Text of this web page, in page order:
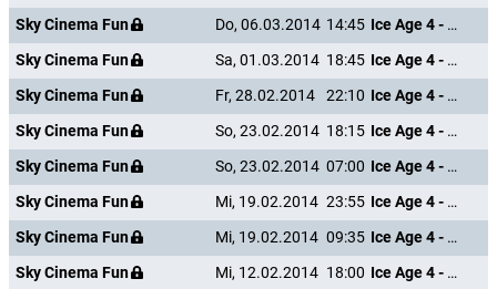
Sky Cinema Fun
Do, 06.03.2014 14:45
Ice Age 4 - Voll verschoben
Sky Cinema Fun
Sa, 01.03.2014 18:45
Ice Age 4 - Voll verschoben
Sky Cinema Fun
Fr, 28.02.2014 22:10
Ice Age 4 - Voll verschoben
Sky Cinema Fun
So, 23.02.2014 18:15
Ice Age 4 - Voll verschoben
Sky Cinema Fun
So, 23.02.2014 07:00
Ice Age 4 - Voll verschoben
Sky Cinema Fun
Mi, 19.02.2014 23:55
Ice Age 4 - Voll verschoben
Sky Cinema Fun
Mi, 19.02.2014 09:35
Ice Age 4 - Voll verschoben
Sky Cinema Fun
Mi, 12.02.2014 18:00
Ice Age 4 - Voll verschoben